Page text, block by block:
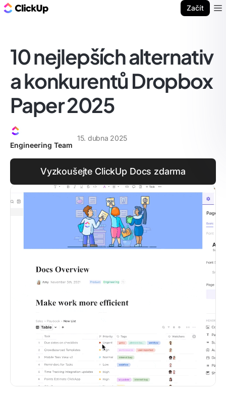
Začít
10 nejlepších alternativ
a konkurentů Dropbox
Paper 2025
Engineering Team
15. dubna 2025
Vyzkoušejte ClickUp Docs zdarma